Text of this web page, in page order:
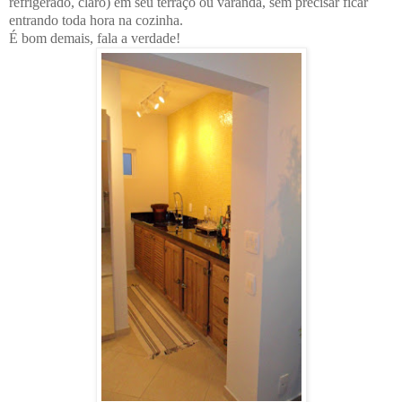
entrando toda hora na cozinha.
É bom demais, fala a verdade!